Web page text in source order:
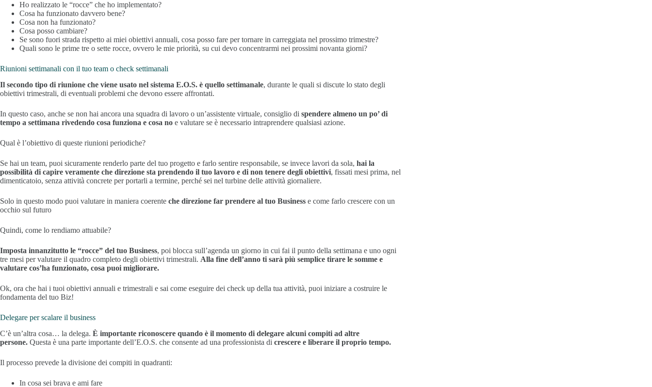
Ho realizzato le “rocce” che ho implementato?
Cosa ha funzionato davvero bene?
Cosa non ha funzionato?
Cosa posso cambiare?
Se sono fuori strada rispetto ai miei obiettivi annuali, cosa posso fare per tornare in carreggiata nel prossimo trimestre?
Quali sono le prime tre o sette rocce, ovvero le mie priorità, su cui devo concentrarmi nei prossimi novanta giorni?
Riunioni settimanali con il tuo team o check settimanali
Il secondo tipo di riunione che viene usato nel sistema E.O.S. è quello settimanale, durante le quali si discute lo stato degli
obiettivi trimestrali, di eventuali problemi che devono essere affrontati.
In questo caso, anche se non hai ancora una squadra di lavoro o un’assistente virtuale, consiglio di spendere almeno un po’ di
tempo a settimana rivedendo cosa funziona e cosa no e valutare se è necessario intraprendere qualsiasi azione.
Qual è l’obiettivo di queste riunioni periodiche?
Se hai un team, puoi sicuramente renderlo parte del tuo progetto e farlo sentire responsabile, se invece lavori da sola, hai la
possibilità di capire veramente che direzione sta prendendo il tuo lavoro e di non tenere degli obiettivi, fissati mesi prima, nel
dimenticatoio, senza attività concrete per portarli a termine, perché sei nel turbine delle attività giornaliere.
Solo in questo modo puoi valutare in maniera coerente che direzione far prendere al tuo Business e come farlo crescere con un
occhio sul futuro
Quindi, come lo rendiamo attuabile?
Imposta innanzitutto le “rocce” del tuo Business, poi blocca sull’agenda un giorno in cui fai il punto della settimana e uno ogni
tre mesi per valutare il quadro completo degli obiettivi trimestrali. Alla fine dell’anno ti sarà più semplice tirare le somme e
valutare cos’ha funzionato, cosa puoi migliorare.
Ok, ora che hai i tuoi obiettivi annuali e trimestrali e sai come eseguire dei check up della tua attività, puoi iniziare a costruire le
fondamenta del tuo Biz!
Delegare per scalare il business
C’è un’altra cosa… la delega. È importante riconoscere quando è il momento di delegare alcuni compiti ad altre
persone. Questa è una parte importante dell’E.O.S. che consente ad una professionista di crescere e liberare il proprio tempo.
Il processo prevede la divisione dei compiti in quadranti:
In cosa sei brava e ami fare